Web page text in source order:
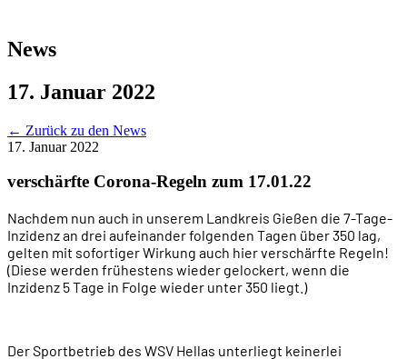
News
17. Januar 2022
← Zurück zu den News
17. Januar 2022
verschärfte Corona-Regeln zum 17.01.22
Nachdem nun auch in unserem Landkreis Gießen die 7-Tage-
Inzidenz an drei aufeinander folgenden Tagen über 350 lag,
gelten mit sofortiger Wirkung auch hier verschärfte Regeln!
(Diese werden frühestens wieder gelockert, wenn die
Inzidenz 5 Tage in Folge wieder unter 350 liegt.)
Der Sportbetrieb des WSV Hellas unterliegt keinerlei